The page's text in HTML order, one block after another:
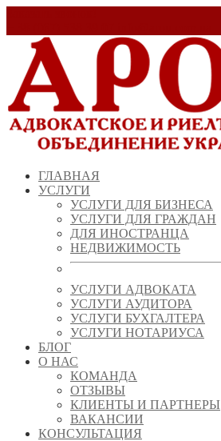
ГЛАВНАЯ
УСЛУГИ
УСЛУГИ ДЛЯ БИЗНЕСА
УСЛУГИ ДЛЯ ГРАЖДАН
ДЛЯ ИНОСТРАНЦА
НЕДВИЖИМОСТЬ
УСЛУГИ АДВОКАТА
УСЛУГИ АУДИТОРА
УСЛУГИ БУХГАЛТЕРА
УСЛУГИ НОТАРИУСА
БЛОГ
О НАС
КОМАНДА
ОТЗЫВЫ
КЛИЕНТЫ И ПАРТНЕРЫ
ВАКАНСИИ
КОНСУЛЬТАЦИЯ